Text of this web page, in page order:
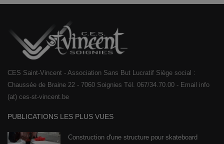
CES Saint-Vincent - Association Sans But Lucratif Siège social :
Chaussée de Braine 22 - 7060 Soignies Tél. 067/34.70.00 - Email info
(at) ces-st-vincent.be
PUBLICATIONS LES PLUS VUES
Construction d'une structure pour skateboard